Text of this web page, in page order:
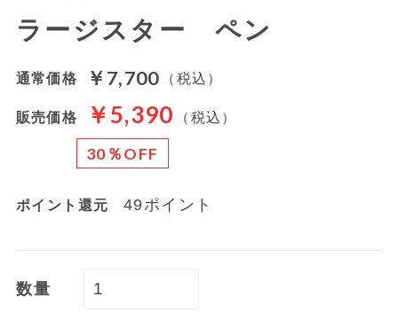
ラージスター ペン
通常価格 ￥7,700 （税込）
販売価格 ￥5,390 （税込）
30％OFF
ポイント還元 49ポイント
数量